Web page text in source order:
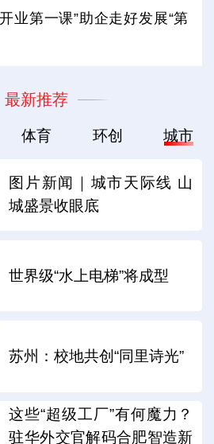
业第一课”助企走好发展“第
最新推荐
体育 环创 城市
图片新闻｜城市天际线 山
城盛景收眼底
世界级“水上电梯”将成型
苏州：校地共创“同里诗光”
这些“超级工厂”有何魔力？
驻华外交官解码合肥智造新